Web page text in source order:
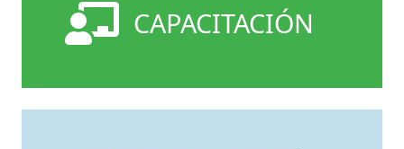
CAPACITACIÓN